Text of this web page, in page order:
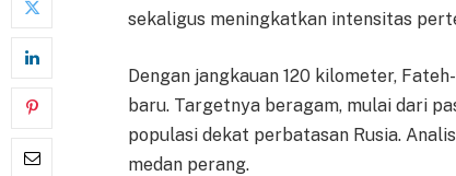
sekaligus meningkatkan intensitas
Dengan jangkauan 120 kilometer,
baru. Targetnya beragam, mulai dari
populasi dekat perbatasan Rusia.
medan perang.